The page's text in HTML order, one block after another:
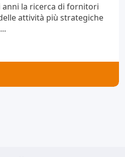
la ricerca di fornitori
attività più strategiche